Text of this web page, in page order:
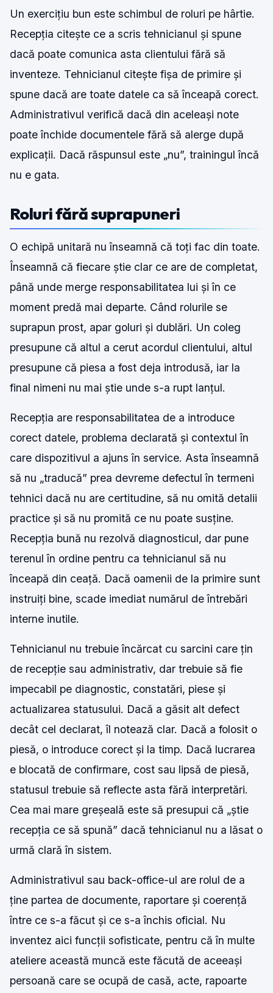
Un exercițiu bun este schimbul de roluri pe hârtie.
Recepția citește ce a scris tehnicianul și spune
dacă poate comunica asta clientului fără să
inventeze. Tehnicianul citește fișa de primire și
spune dacă are toate datele ca să înceapă corect.
Administrativul verifică dacă din aceleași note
poate închide documentele fără să alerge după
explicații. Dacă răspunsul este „nu”, trainingul încă
nu e gata.
Roluri fără suprapuneri
O echipă unitară nu înseamnă că toți fac din toate.
Înseamnă că fiecare știe clar ce are de completat,
până unde merge responsabilitatea lui și în ce
moment predă mai departe. Când rolurile se
suprapun prost, apar goluri și dublări. Un coleg
presupune că altul a cerut acordul clientului, altul
presupune că piesa a fost deja introdusă, iar la
final nimeni nu mai știe unde s-a rupt lanțul.
Recepția are responsabilitatea de a introduce
corect datele, problema declarată și contextul în
care dispozitivul a ajuns în service. Asta înseamnă
să nu „traducă” prea devreme defectul în termeni
tehnici dacă nu are certitudine, să nu omită detalii
practice și să nu promită ce nu poate susține.
Recepția bună nu rezolvă diagnosticul, dar pune
terenul în ordine pentru ca tehnicianul să nu
înceapă din ceață. Dacă oamenii de la primire sunt
instruiți bine, scade imediat numărul de întrebări
interne inutile.
Tehnicianul nu trebuie încărcat cu sarcini care țin
de recepție sau administrativ, dar trebuie să fie
impecabil pe diagnostic, constatări, piese și
actualizarea statusului. Dacă a găsit alt defect
decât cel declarat, îl notează clar. Dacă a folosit o
piesă, o introduce corect și la timp. Dacă lucrarea
e blocată de confirmare, cost sau lipsă de piesă,
statusul trebuie să reflecte asta fără interpretări.
Cea mai mare greșeală este să presupui că „știe
recepția ce să spună” dacă tehnicianul nu a lăsat o
urmă clară în sistem.
Administrativul sau back-office-ul are rolul de a
ține partea de documente, raportare și coerență
între ce s-a făcut și ce s-a închis oficial. Nu
inventez aici funcții sofisticate, pentru că în multe
ateliere această muncă este făcută de aceeași
persoană care se ocupă de casă, acte, rapoarte